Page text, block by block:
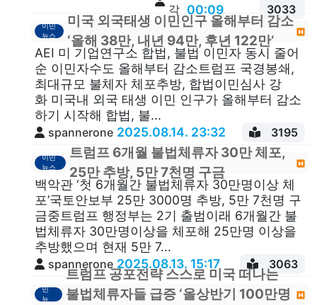
각 00:09
3033
이민
뉴스
미국 외국태생 이민인구 올해부터 감소
‘올해 38만, 내년 94만, 후년 122만’
AEI 미 기업연구소 합법, 불법 이민자 동시 줄어
순 이민자수도 올해부터 감소트럼프 국경봉쇄,
최대규모 불체자 체포추방, 합법이민심사 강
화 미국내 외국 태생 이민 인구가 올해부터 감소
하기 시작해 합법, 불...
spannerone 2025.08.14. 23:32 3195
이민
뉴스
트럼프 6개월 불법체류자 30만 체포,
25만 추방, 5만 7천명 구금
백악관 ‘첫 6개월간 불법체류자 30만명이상 체
포’국토안보부 25만 3000명 추방, 5만 7천명 구
금중트럼프 행정부는 2기 출범이래 6개월간 불
법체류자 30만명이상을 체포해 25만명 이상을
추방했으며 현재 5만 7...
spannerone 2025.08.13. 15:17 3063
민
뉴
트럼프 공포전략 스스로 미국 떠나는
불법체류자들 급증 ‘올상반기 100만명